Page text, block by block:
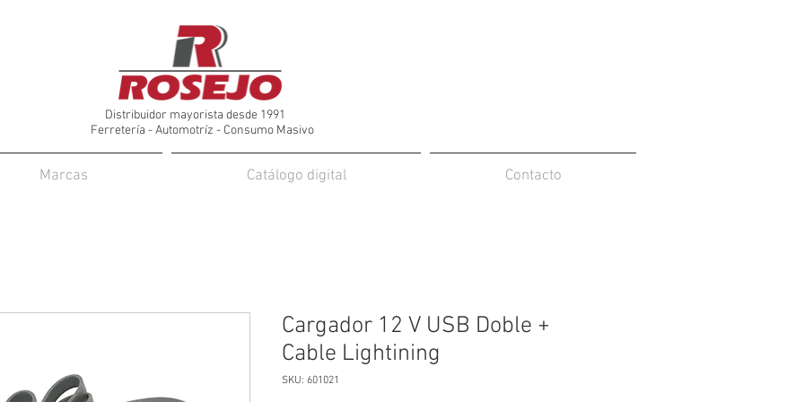
Distribuidor mayorista desde 1991
Ferretería - Automotríz - Consumo Masivo
Marcas Catálogo digital Contacto
Cargador 12 V USB Doble +
Cable Lightining
SKU: 601021